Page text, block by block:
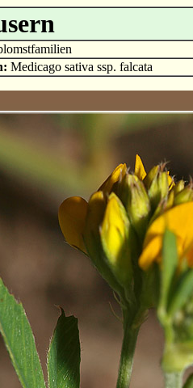
Medicago sativa ssp. falcata